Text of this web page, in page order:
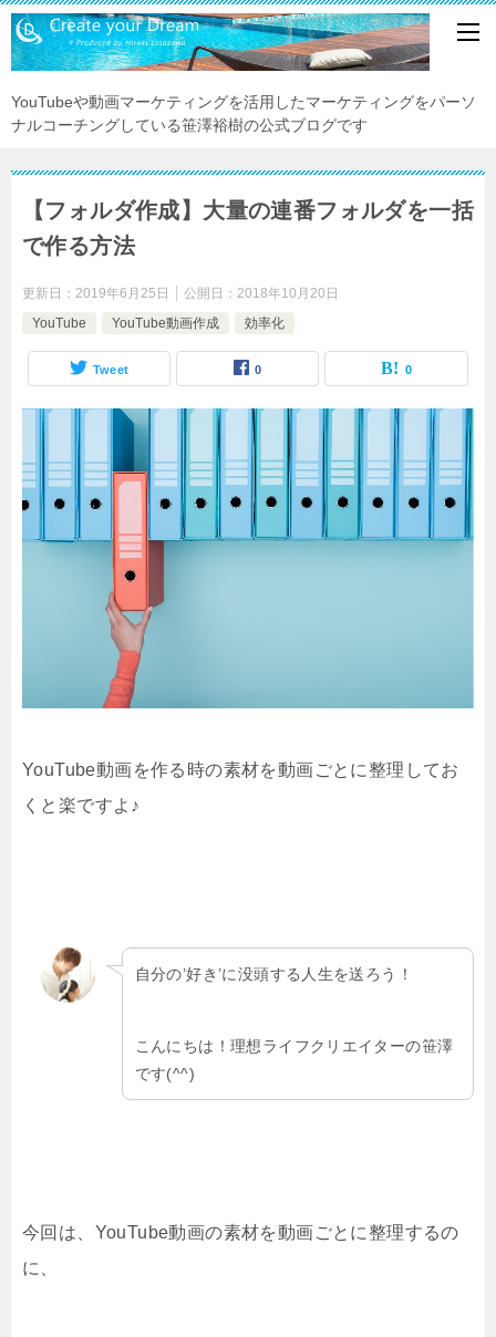
YouTubeや動画マーケティングを活用したマーケティングをパーソ
ナルコーチングしている笹澤裕樹の公式ブログです
【フォルダ作成】大量の連番フォルダを一括
で作る方法
更新日： 2019年6月25日 公開日： 2018年10月20日
YouTube
YouTube動画作成 効率化
Tweet 0 0
YouTube動画を作る時の素材を動画ごとに整理してお
くと楽ですよ♪
自分の’好き’に没頭する人生を送ろう！
こんにちは！理想ライフクリエイターの笹澤
です(^^)
今回は、YouTube動画の素材を動画ごとに整理するの
に、